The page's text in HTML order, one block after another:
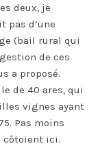
deux, je
pas d’une
(bail rural qui
de ces
a proposé.
de 40 ares, qui
vignes ayant
Pas moins
côtoient ici.